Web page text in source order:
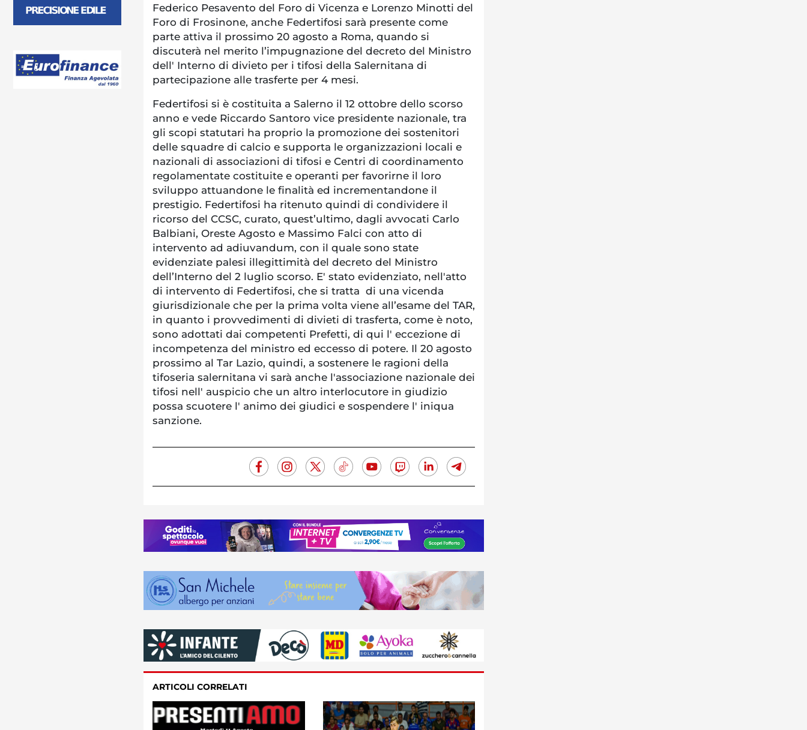
Federico Pesavento del Foro di Vicenza e Lorenzo Minotti del
Foro di Frosinone, anche Federtifosi sarà presente come
parte attiva il prossimo 20 agosto a Roma, quando si
discuterà nel merito l’impugnazione del decreto del Ministro
dell' Interno di divieto per i tifosi della Salernitana di
partecipazione alle trasferte per 4 mesi.
Federtifosi si è costituita a Salerno il 12 ottobre dello scorso
anno e vede Riccardo Santoro vice presidente nazionale, tra
gli scopi statutari ha proprio la promozione dei sostenitori
delle squadre di calcio e supporta le organizzazioni locali e
nazionali di associazioni di tifosi e Centri di coordinamento
regolamentate costituite e operanti per favorirne il loro
sviluppo attuandone le finalità ed incrementandone il
prestigio. Federtifosi ha ritenuto quindi di condividere il
ricorso del CCSC, curato, quest’ultimo, dagli avvocati Carlo
Balbiani, Oreste Agosto e Massimo Falci con atto di
intervento ad adiuvandum, con il quale sono state
evidenziate palesi illegittimità del decreto del Ministro
dell’Interno del 2 luglio scorso. E' stato evidenziato, nell'atto
di intervento di Federtifosi, che si tratta di una vicenda
giurisdizionale che per la prima volta viene all’esame del TAR,
in quanto i provvedimenti di divieti di trasferta, come è noto,
sono adottati dai competenti Prefetti, di qui l' eccezione di
incompetenza del ministro ed eccesso di potere. Il 20 agosto
prossimo al Tar Lazio, quindi, a sostenere le ragioni della
tifoseria salernitana vi sarà anche l'associazione nazionale dei
tifosi nell' auspicio che un altro interlocutore in giudizio
possa scuotere l' animo dei giudici e sospendere l' iniqua
sanzione.
ARTICOLI CORRELATI